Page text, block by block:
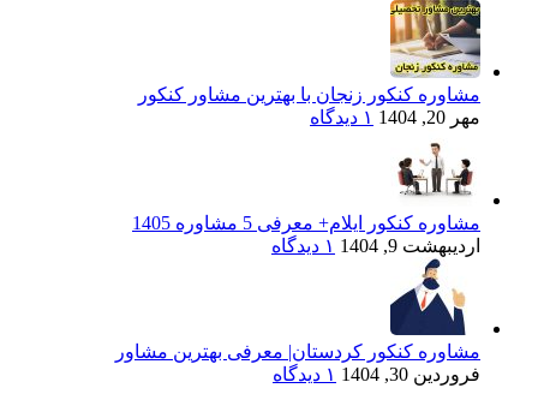
مشاوره کنکور زنجان با بهترین مشاور کنکور
مهر 20, 1404
۱ دیدگاه
مشاوره کنکور ایلام+ معرفی 5 مشاوره 1405
اردیبهشت 9, 1404
۱ دیدگاه
مشاوره کنکور کردستان| معرفی بهترین مشاور
فروردین 30, 1404
۱ دیدگاه